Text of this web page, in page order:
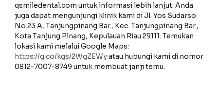
qsmiledental.com untuk informasi lebih lanjut. Anda
juga dapat mengunjungi klinik kami di Jl. Yos Sudarso
No.23 A, Tanjungpinang Bar., Kec. Tanjungpinang Bar.,
Kota Tanjung Pinang, Kepulauan Riau 29111. Temukan
lokasi kami melalui Google Maps:
https://g.co/kgs/2WgZEWyatau hubungi kami di nomor
0812-7007-8749 untuk membuat janji temu.